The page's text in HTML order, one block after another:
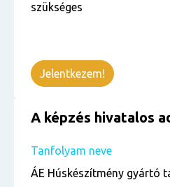
szükséges
Jelentkezem!
A képzés hivatalos
Tanfolyam neve
ÁE Húskészítmény gyártó